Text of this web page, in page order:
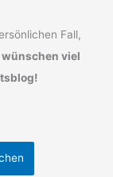
Fall,
viel